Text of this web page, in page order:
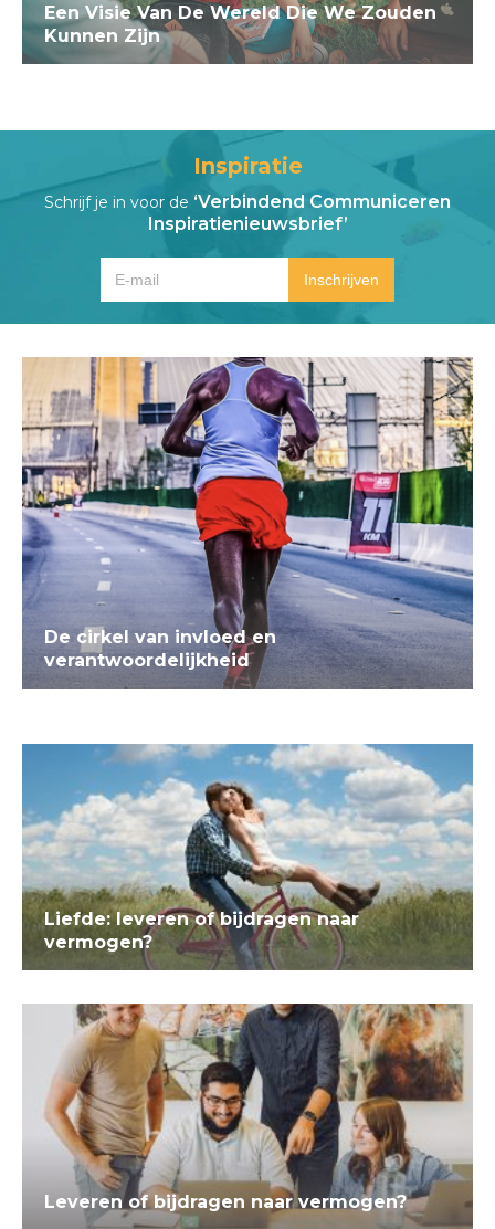
Een Visie Van De Wereld Die We Zouden
Kunnen Zijn
Inspiratie
Schrijf je in voor de ‘Verbindend Communiceren
Inspiratienieuwsbrief’
De cirkel van invloed en
verantwoordelijkheid
Liefde: leveren of bijdragen naar
vermogen?
Leveren of bijdragen naar vermogen?